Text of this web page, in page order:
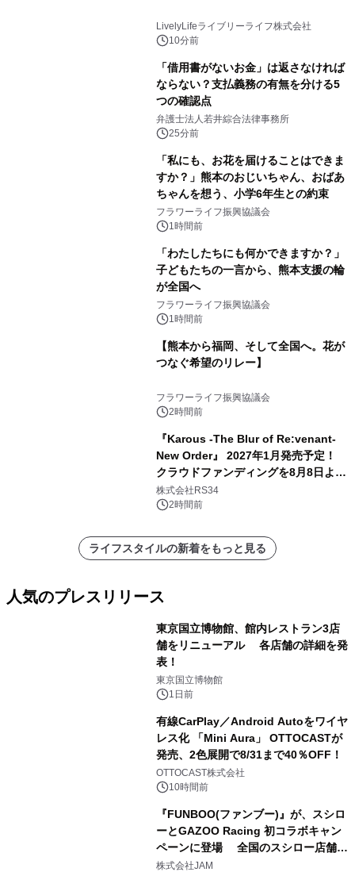
LivelyLifeライブリーライフ株式会社
10分前
「借用書がないお金」は返さなければ
ならない？支払義務の有無を分ける5
つの確認点
弁護士法人若井綜合法律事務所
25分前
「私にも、お花を届けることはできま
すか？」熊本のおじいちゃん、おばあ
ちゃんを想う、小学6年生との約束
フラワーライフ振興協議会
1時間前
「わたしたちにも何かできますか？」
子どもたちの一言から、熊本支援の輪
が全国へ
フラワーライフ振興協議会
1時間前
【熊本から福岡、そして全国へ。花が
つなぐ希望のリレー】
フラワーライフ振興協議会
2時間前
『Karous -The Blur of Re:venant-
New Order』 2027年1月発売予定！
クラウドファンディングを8月8日より
開始
株式会社RS34
2時間前
ライフスタイルの新着をもっと見る
人気のプレスリリース
東京国立博物館、館内レストラン3店
舗をリニューアル 各店舗の詳細を発
表！
東京国立博物館
1日前
有線CarPlay／Android Autoをワイヤ
レス化 「Mini Aura」 OTTOCASTが
発売、2色展開で8/31まで40％OFF！
OTTOCAST株式会社
10時間前
『FUNBOO(ファンブー)』が、スシロ
ーとGAZOO Racing 初コラボキャン
ペーンに登場 全国のスシロー店舗で
GR 4車種の FUNBOO(ミニカー)付き
株式会社JAM